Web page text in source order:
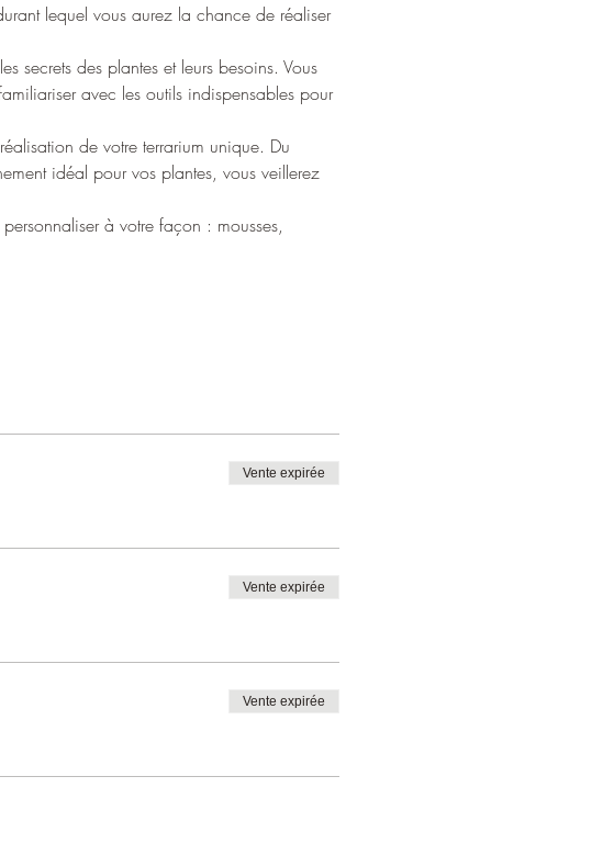
lequel vous aurez la chance de réaliser
secrets des plantes et leurs besoins. Vous
avec les outils indispensables pour
de votre terrarium unique. Du
idéal pour vos plantes, vous veillerez
à votre façon : mousses,
Vente expirée
Vente expirée
Vente expirée